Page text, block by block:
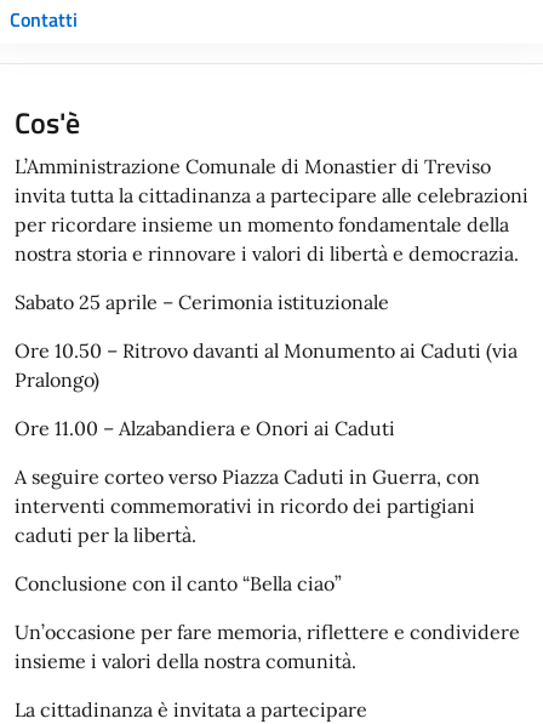
Contatti
Cos'è
L’Amministrazione Comunale di Monastier di Treviso
invita tutta la cittadinanza a partecipare alle celebrazioni
per ricordare insieme un momento fondamentale della
nostra storia e rinnovare i valori di libertà e democrazia.
Sabato 25 aprile – Cerimonia istituzionale
Ore 10.50 – Ritrovo davanti al Monumento ai Caduti (via
Pralongo)
Ore 11.00 – Alzabandiera e Onori ai Caduti
A seguire corteo verso Piazza Caduti in Guerra, con
interventi commemorativi in ricordo dei partigiani
caduti per la libertà.
Conclusione con il canto “Bella ciao”
Un’occasione per fare memoria, riflettere e condividere
insieme i valori della nostra comunità.
La cittadinanza è invitata a partecipare